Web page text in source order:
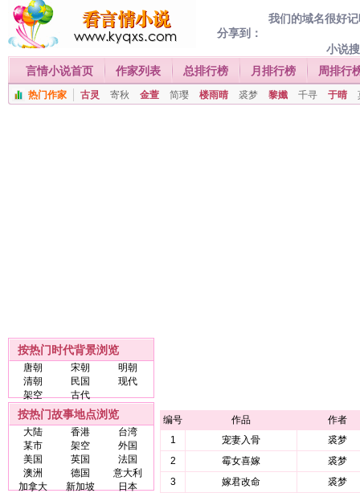
我们的域名很好
分享到：
小说
言情小说首页
作家列表 总排行榜 月排行榜 周排行
热门作家 古灵 寄秋 金萱 简璎 楼雨晴 裘梦 黎孅 千寻 于晴
按热门时代背景浏览
唐朝 宋朝
明朝
清朝
民国
现代
架空
古代
按热门故事地点浏览
大陆 香港
台湾
某市
架空
外国
美国
英国
法国
澳洲
德国
意大利
加拿大
新加坡
日本
编号 作品
作者
1
宠妻入骨
裘梦
2
霉女喜嫁
裘梦
3
嫁君改命
裘梦